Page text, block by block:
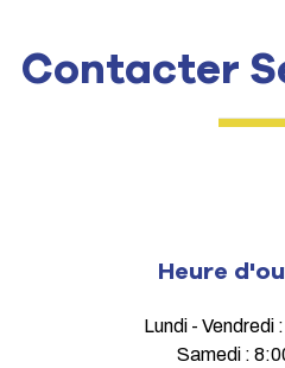
Contacter
Heure
Lundi - Vendredi
Samedi :